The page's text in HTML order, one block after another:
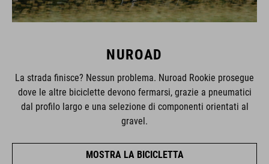
NUROAD
La strada finisce? Nessun problema. Nuroad Rookie prosegue
dove le altre biciclette devono fermarsi, grazie a pneumatici
dal profilo largo e una selezione di componenti orientati al
gravel.
MOSTRA LA BICICLETTA